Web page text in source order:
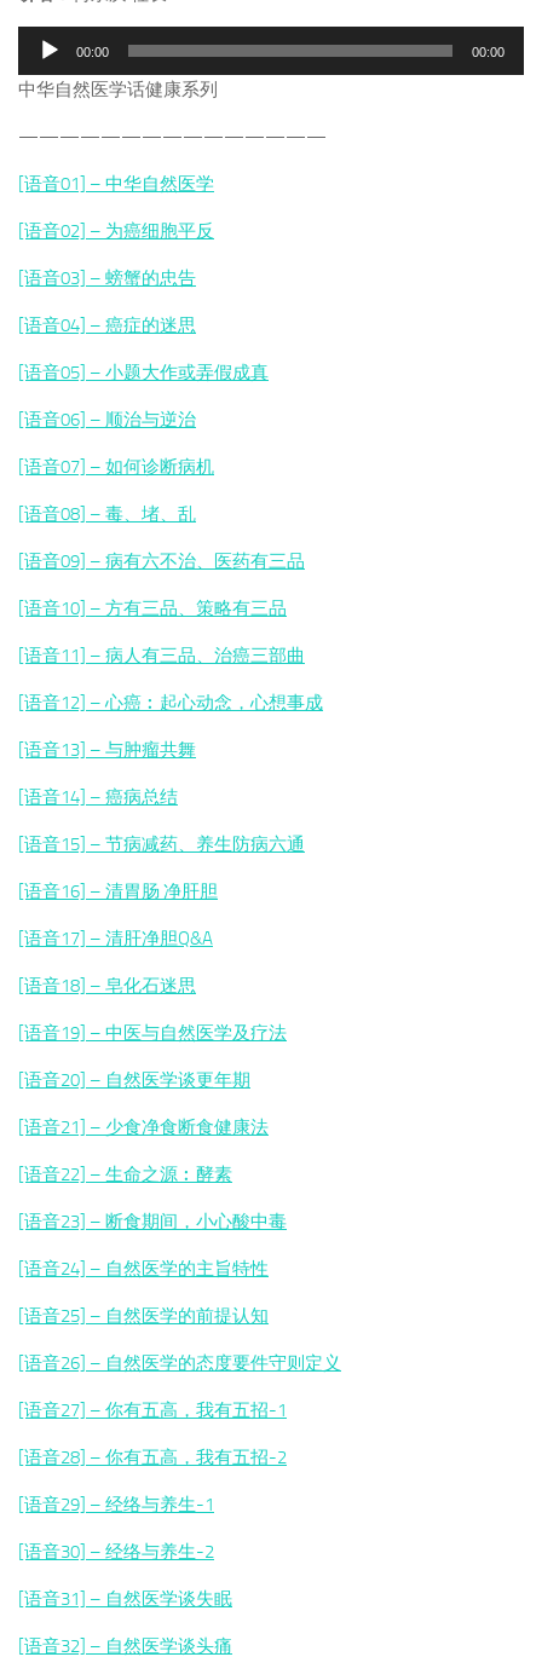
播
00:00 00:00
中华自然医学话健康系列
———————————————
[语音01] – 中华自然医学
[语音02] – 为癌细胞平反
[语音03] – 螃蟹的忠告
[语音04] – 癌症的迷思
[语音05] – 小题大作或弄假成真
[语音06] – 顺治与逆治
[语音07] – 如何诊断病机
[语音08] – 毒、堵、乱
[语音09] – 病有六不治、医药有三品
[语音10] – 方有三品、策略有三品
[语音11] – 病人有三品、治癌三部曲
[语音12] – 心癌︰起心动念，心想事成
[语音13] – 与肿瘤共舞
[语音14] – 癌病总结
[语音15] – 节病减药、养生防病六通
[语音16] – 清胃肠 净肝胆
[语音17] – 清肝净胆Q&A
[语音18] – 皂化石迷思
[语音19] – 中医与自然医学及疗法
[语音20] – 自然医学谈更年期
[语音21] – 少食净食断食健康法
[语音22] – 生命之源︰酵素
[语音23] – 断食期间，小心酸中毒
[语音24] – 自然医学的主旨特性
[语音25] – 自然医学的前提认知
[语音26] – 自然医学的态度要件守则定义
[语音27] – 你有五高，我有五招-1
[语音28] – 你有五高，我有五招-2
[语音29] – 经络与养生-1
[语音30] – 经络与养生-2
[语音31] – 自然医学谈失眠
[语音32] – 自然医学谈头痛